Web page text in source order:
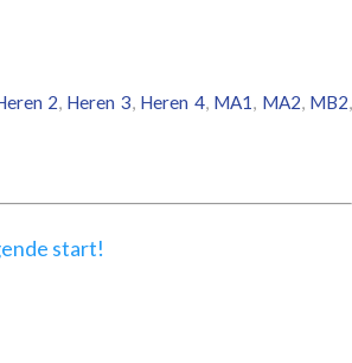
2 Heren 3 Heren 4, MA1 MA2 MB2
start!